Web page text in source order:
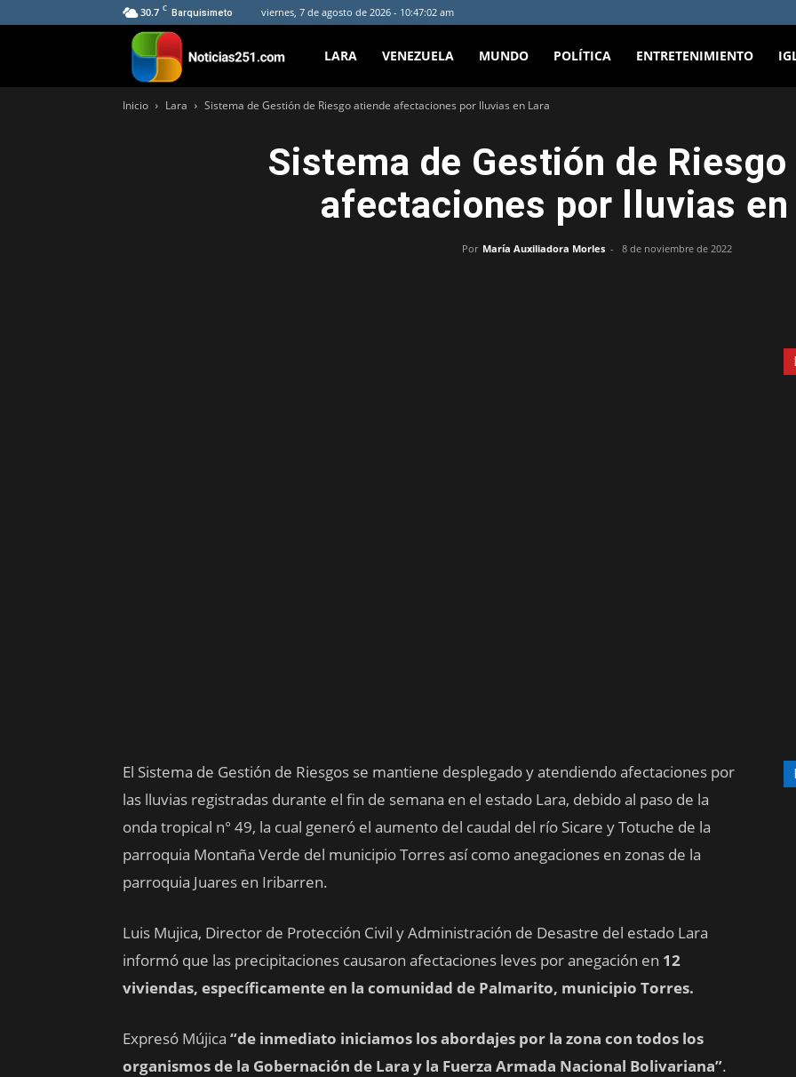
30.7 C Barquisimeto viernes, 7 de agosto de 2026 - 10:47:02 am
Noticias251
LARA VENEZUELA MUNDO POLÍTICA ENTRETENIMIENTO
Inicio Lara Sistema de Gestión de Riesgo atiende afectaciones por lluvias en Lara
Sistema de Gestión de
afectaciones por lluvias en
Por María Auxiliadora Morles - 8 de noviembre de 2022
El Sistema de Gestión de Riesgos se mantiene desplegado y atendiendo afectaciones por
las lluvias registradas durante el fin de semana en el estado Lara, debido al paso de la
onda tropical n° 49, la cual generó el aumento del caudal del río Sicare y Totuche de la
parroquia Montaña Verde del municipio Torres así como anegaciones en zonas de la
parroquia Juares en Iribarren.
Luis Mujica, Director de Protección Civil y Administración de Desastre del estado Lara
informó que las precipitaciones causaron afectaciones leves por anegación en 12
viviendas, específicamente en la comunidad de Palmarito, municipio Torres.
Expresó Mújica “de inmediato iniciamos los abordajes por la zona con todos los
organismos de la Gobernación de Lara y la Fuerza Armada Nacional Bolivariana”.